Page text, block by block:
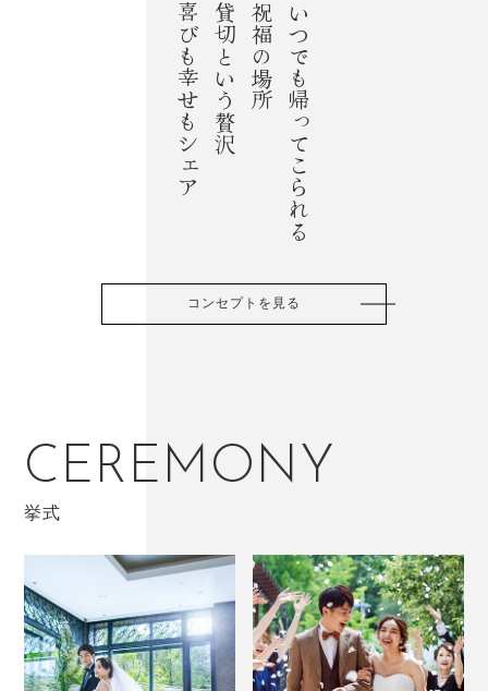
いつでも帰ってこられる
祝福の場所
貸切という贅沢
喜びも幸せもシェア
コンセプトを見る
CEREMONY
挙式